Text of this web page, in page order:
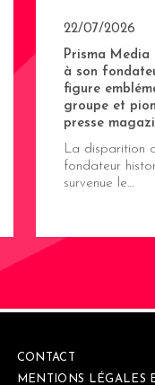
22/07/2026
Prisma Media
à son
figure
groupe et
presse
La disparition
fondateur
survenue le…
CONTACT
MENTIONS LÉGALES